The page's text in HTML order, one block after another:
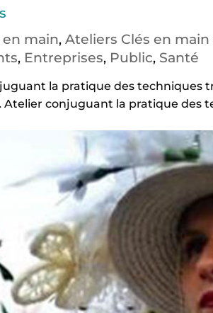
main, Ateliers Clés en main
, Entreprises, Public, Santé
la pratique des techniques
conjuguant la pratique des